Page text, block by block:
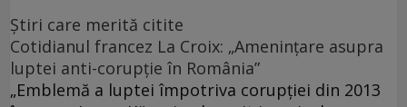
Ştiri care merită citite
Cotidianul francez La Croix: „Ameninţare asupra
luptei anti-corupţie în România”
„Emblemă a luptei împotriva corupţiei din 2013